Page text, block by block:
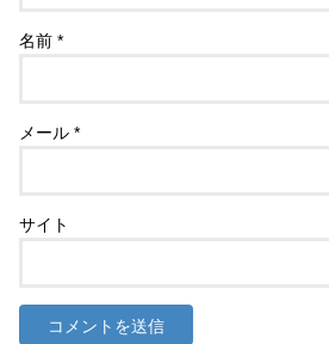
名前*
メール*
サイト